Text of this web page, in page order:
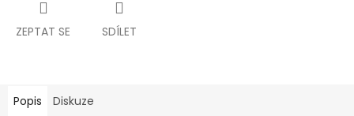
ZEPTAT SE SDÍLET
Popis Diskuze